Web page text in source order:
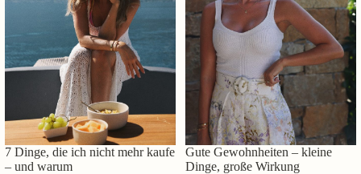
7 Dinge, die ich nicht mehr kaufe
– und warum
Gute Gewohnheiten – kleine
Dinge, große Wirkung